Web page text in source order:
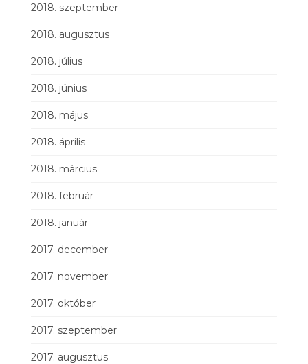
2018. szeptember
2018. augusztus
2018. július
2018. június
2018. május
2018. április
2018. március
2018. február
2018. január
2017. december
2017. november
2017. október
2017. szeptember
2017. augusztus